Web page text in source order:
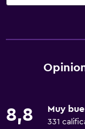
Wifi gratis
Áreas designadas
8,8 Muy
331